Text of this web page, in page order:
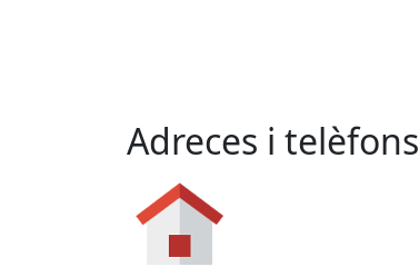
Adreces i telèfons